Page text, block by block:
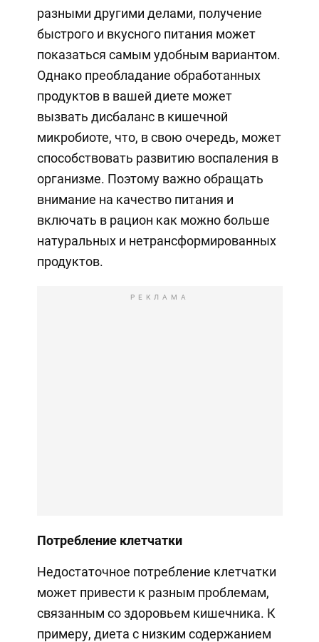
разными другими делами, получение
быстрого и вкусного питания может
показаться самым удобным вариантом.
Однако преобладание обработанных
продуктов в вашей диете может
вызвать дисбаланс в кишечной
микробиоте, что, в свою очередь, может
способствовать развитию воспаления в
организме. Поэтому важно обращать
внимание на качество питания и
включать в рацион как можно больше
натуральных и нетрансформированных
продуктов.
РЕКЛАМА
Потребление клетчатки
Недостаточное потребление клетчатки
может привести к разным проблемам,
связанным со здоровьем кишечника. К
примеру, диета с низким содержанием